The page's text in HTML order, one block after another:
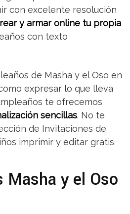
con excelente resolución
y armar online tu propia
con texto
de Masha y el Oso en
expresar lo que lleva
te ofrecemos
sencillas. No te
de Invitaciones de
imprimir y editar gratis
Masha y el Oso